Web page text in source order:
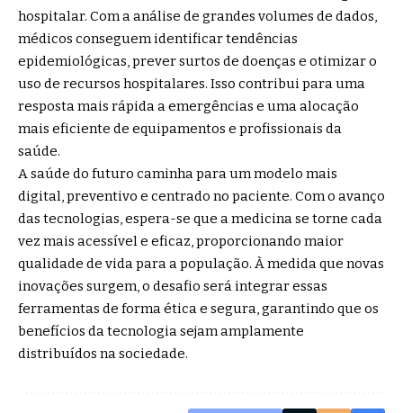
hospitalar. Com a análise de grandes volumes de dados,
médicos conseguem identificar tendências
epidemiológicas, prever surtos de doenças e otimizar o
uso de recursos hospitalares. Isso contribui para uma
resposta mais rápida a emergências e uma alocação
mais eficiente de equipamentos e profissionais da
saúde.
A saúde do futuro caminha para um modelo mais
digital, preventivo e centrado no paciente. Com o avanço
das tecnologias, espera-se que a medicina se torne cada
vez mais acessível e eficaz, proporcionando maior
qualidade de vida para a população. À medida que novas
inovações surgem, o desafio será integrar essas
ferramentas de forma ética e segura, garantindo que os
benefícios da tecnologia sejam amplamente
distribuídos na sociedade.